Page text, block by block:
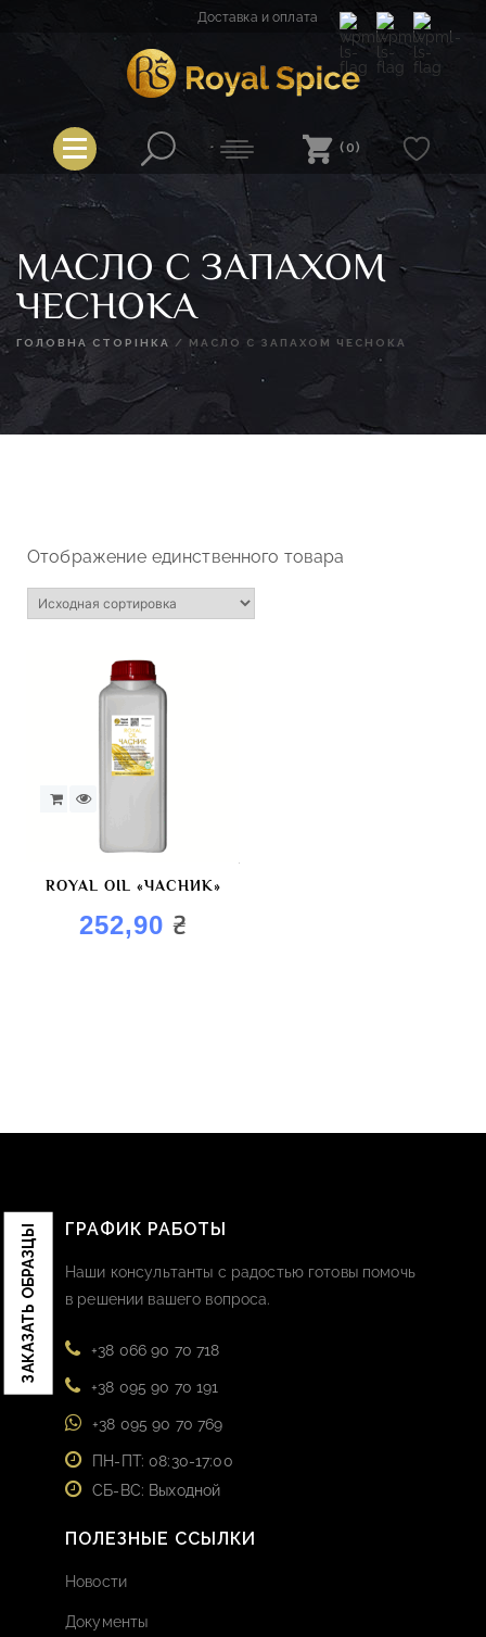
ЗАКАЗАТЬ ОБРАЗЦЫ
Доставка и оплата
Royal Spice
(0)
МАСЛО С ЗАПАХОМ
ЧЕСНОКА
ГОЛОВНА СТОРІНКА / МАСЛО С ЗАПАХОМ ЧЕСНОКА
Отображение единственного товара
ROYAL OIL «ЧАСНИК»
252,90 ₴
ГРАФИК РАБОТЫ
Наши консультанты с радостью готовы помочь
в решении вашего вопроса.
+38 066 90 70 718
+38 095 90 70 191
+38 095 90 70 769
ПН-ПТ: 08:30-17:00
СБ-ВС: Выходной
ПОЛЕЗНЫЕ ССЫЛКИ
Новости
Документы